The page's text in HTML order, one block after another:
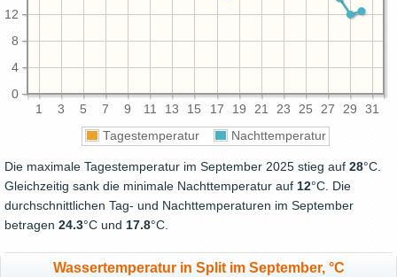
1 3 5 7 9 11 13 15 17 19 21 23 25 27 29 31
0
4
8
12
Tagestemperatur Nachttemperatur
Die maximale Tagestemperatur im September 2025 stieg auf 28°C.
Gleichzeitig sank die minimale Nachttemperatur auf 12°C. Die
durchschnittlichen Tag- und Nachttemperaturen im September
betragen 24.3°C und 17.8°C.
Wassertemperatur in Split im September, °C